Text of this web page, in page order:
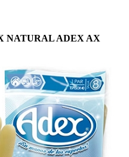
NATURAL ADEX AX